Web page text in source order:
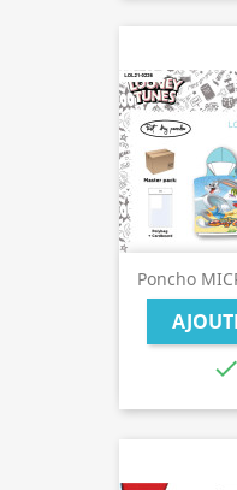
Poncho
